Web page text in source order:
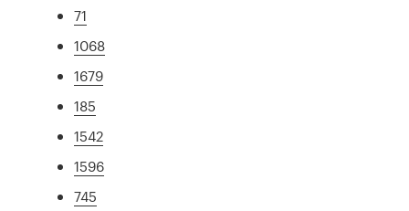
71
1068
1679
185
1542
1596
745